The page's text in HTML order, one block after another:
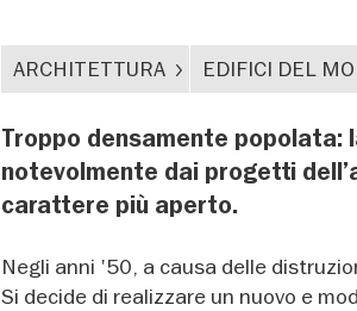
ARCHITETTURA EDIFICI DEL
Troppo densamente
notevolmente dai progetti
carattere più aperto.
Negli anni '50, a causa delle
Si decide di realizzare un nuovo e